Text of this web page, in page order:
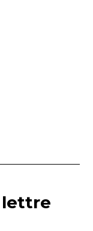
lettre